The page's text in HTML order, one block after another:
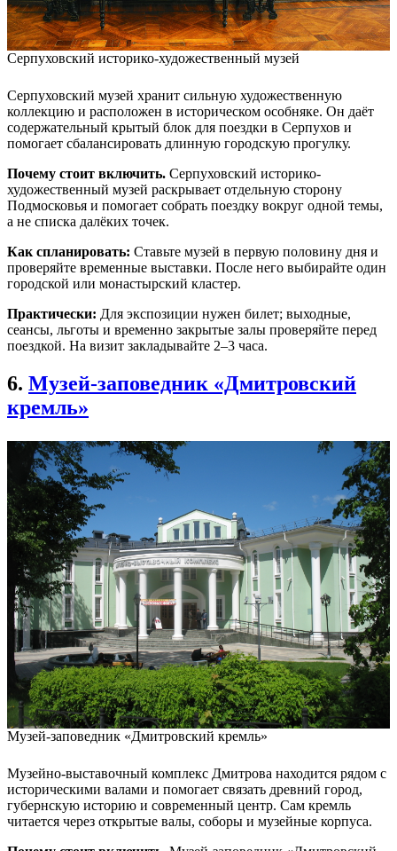
Серпуховский историко-художественный музей
Серпуховский музей хранит сильную художественную
коллекцию и расположен в историческом особняке. Он даёт
содержательный крытый блок для поездки в Серпухов и
помогает сбалансировать длинную городскую прогулку.
Почему стоит включить. Серпуховский историко-
художественный музей раскрывает отдельную сторону
Подмосковья и помогает собрать поездку вокруг одной темы,
а не списка далёких точек.
Как спланировать: Ставьте музей в первую половину дня и
проверяйте временные выставки. После него выбирайте один
городской или монастырский кластер.
Практически: Для экспозиции нужен билет; выходные,
сеансы, льготы и временно закрытые залы проверяйте перед
поездкой. На визит закладывайте 2–3 часа.
6. Музей-заповедник «Дмитровский
кремль»
Музей-заповедник «Дмитровский кремль»
Музейно-выставочный комплекс Дмитрова находится рядом с
историческими валами и помогает связать древний город,
губернскую историю и современный центр. Сам кремль
читается через открытые валы, соборы и музейные корпуса.